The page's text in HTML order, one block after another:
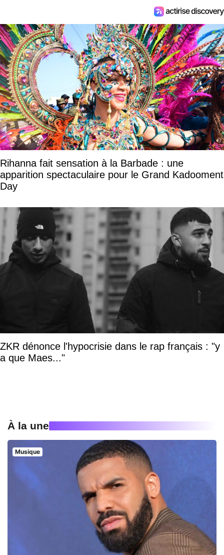
Rihanna fait sensation à la Barbade : une
apparition spectaculaire pour le Grand Kadooment
Day
ZKR dénonce l'hypocrisie dans le rap français : "y
a que Maes..."
À la une
Musique